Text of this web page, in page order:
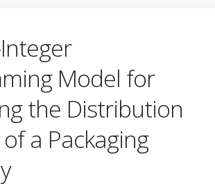
Model for
the Distribution
a Packaging